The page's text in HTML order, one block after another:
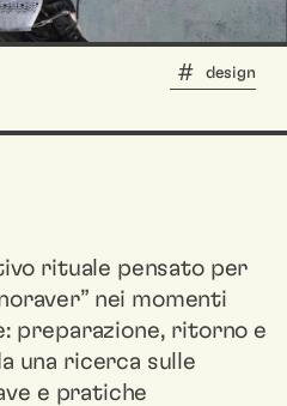
design
rituale pensato per
nei momenti
preparazione, ritorno e
una ricerca sulle
e pratiche